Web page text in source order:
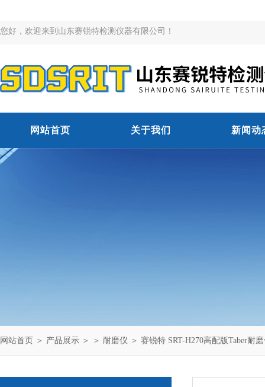
您好，欢迎来到山东赛锐特检测仪器有限公司！
网站首页 关于我们 新闻动
网站首页 ＞ 产品展示 ＞ ＞ 耐磨仪 ＞ 赛锐特 SRT-H270高配版Taber耐